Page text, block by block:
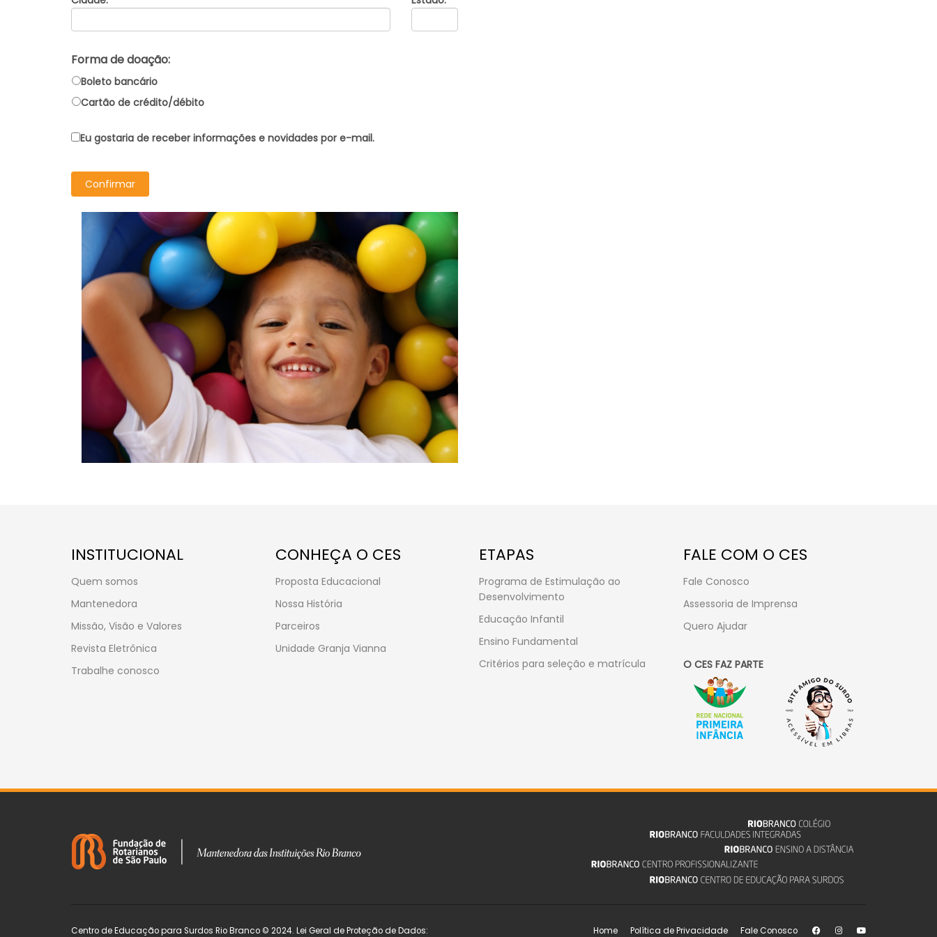
Forma de doação:
Boleto bancário
Cartão de crédito/débito
Eu gostaria de receber informações e novidades por e-mail.
Confirmar
INSTITUCIONAL
Quem somos
Mantenedora
Missão, Visão e Valores
Revista Eletrônica
Trabalhe conosco
CONHEÇA O CES
Proposta Educacional
Nossa História
Parceiros
Unidade Granja Vianna
ETAPAS
Programa de Estimulação ao
Desenvolvimento
Educação Infantil
Ensino Fundamental
Critérios para seleção e matrícula
FALE COM O CES
Fale Conosco
Assessoria de Imprensa
Quero Ajudar
O CES FAZ PARTE
Centro de Educação para Surdos Rio Branco © 2024. Lei Geral de Proteção de Dados: Home Política de Privacidade Fale Conosco